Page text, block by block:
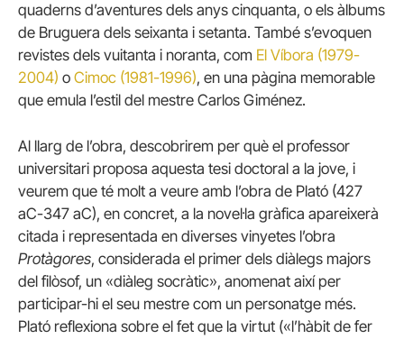
quaderns d’aventures dels anys cinquanta, o els àlbums
de Bruguera dels seixanta i setanta. També s’evoquen
revistes dels vuitanta i noranta, com El Víbora (1979-
2004) o Cimoc (1981-1996), en una pàgina memorable
que emula l’estil del mestre Carlos Giménez.
Al llarg de l’obra, descobrirem per què el professor
universitari proposa aquesta tesi doctoral a la jove, i
veurem que té molt a veure amb l’obra de Plató (427
aC-347 aC), en concret, a la novel·la gràfica apareixerà
citada i representada en diverses vinyetes l’obra
Protàgores, considerada el primer dels diàlegs majors
del filòsof, un «diàleg socràtic», anomenat així per
participar-hi el seu mestre com un personatge més.
Plató reflexiona sobre el fet que la virtut («l’hàbit de fer